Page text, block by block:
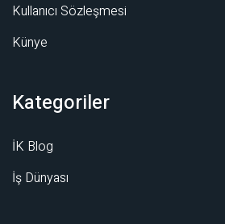
Kullanıcı Sözleşmesi
Künye
Kategoriler
İK Blog
İş Dünyası